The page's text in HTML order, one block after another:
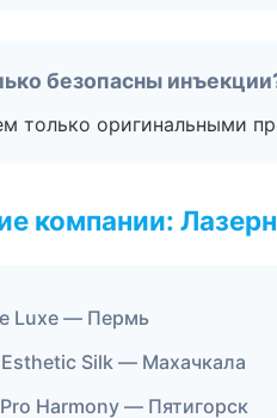
безопасны
только оригинальными
компании:
Luxe — Пермь
Silk — Махачкала
Harmony — Пятигорск